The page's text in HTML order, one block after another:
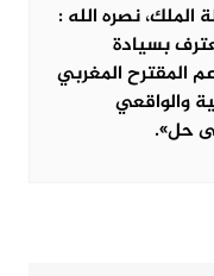
الملك، نصره الله :
بسيادة
المقترح المغربي
والواقعي
حل».